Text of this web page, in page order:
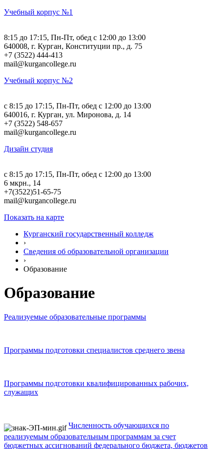
Учебный корпус №1
8:15 до 17:15, Пн-Пт, обед с 12:00 до 13:00
640008, г. Курган, Конституции пр., д. 75
+7 (3522) 444-413
mail@kurgancollege.ru
Учебный корпус №2
c 8:15 до 17:15, Пн-Пт, обед с 12:00 до 13:00
640016, г. Курган, ул. Миронова, д. 14
+7 (3522) 548-657
mail@kurgancollege.ru
Дизайн студия
c 8:15 до 17:15, Пн-Пт, обед с 12:00 до 13:00
6 мкрн., 14
+7(3522)51-65-75
mail@kurgancollege.ru
Показать на карте
Курганский государственный колледж
›
Сведения об образовательной организации
›
Образование
Образование
Реализуемые образовательные программы
Программы подготовки специалистов среднего звена
Программы подготовки квалифицированных рабочих,
служащих
Численность обучающихся по
реализуемым образовательным программам за счет
бюджетных ассигнований федерального бюджета, бюджетов